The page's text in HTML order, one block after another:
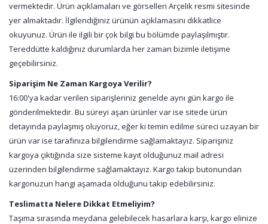
vermektedir. Ürün açıklamaları ve görselleri Arçelik resmi sitesinde
yer almaktadır. İlgilendiğiniz ürünün açıklamasını dikkatlice
okuyunuz. Ürün ile ilgili bir çok bilgi bu bölümde paylaşılmıştır.
Tereddütte kaldığınız durumlarda her zaman bizimle iletişime
geçebilirsiniz.
Siparişim Ne Zaman Kargoya Verilir?
16:00'ya kadar verilen siparişleriniz genelde aynı gün kargo ile
gönderilmektedir. Bu süreyi aşan ürünler var ise sitede ürün
detayında paylaşmış oluyoruz, eğer ki temin edilme süreci uzayan bir
ürün var ise tarafınıza bilgilendirme sağlamaktayız. Siparişiniz
kargoya çıktığında size sisteme kayıt olduğunuz mail adresi
üzerinden bilgilendirme sağlamaktayız. Kargo takip butonundan
kargonuzun hangi aşamada olduğunu takip edebilirsiniz.
Teslimatta Nelere Dikkat Etmeliyim?
Taşıma sırasında meydana gelebilecek hasarlara karşı, kargo elinize